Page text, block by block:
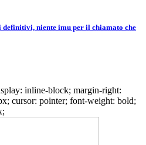
definitivi, niente imu per il chiamato che
inline-block; margin-right:
cursor: pointer; font-weight: bold;